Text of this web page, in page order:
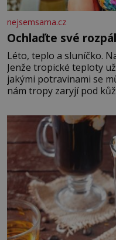
nejsemsama.cz
Ochlaďte své
Léto, teplo a sluníčko.
Jenže tropické teploty
jakými potravinami se
nám tropy zaryjí pod
blízkosti. Nemusíte
promyšlený jídelníček,